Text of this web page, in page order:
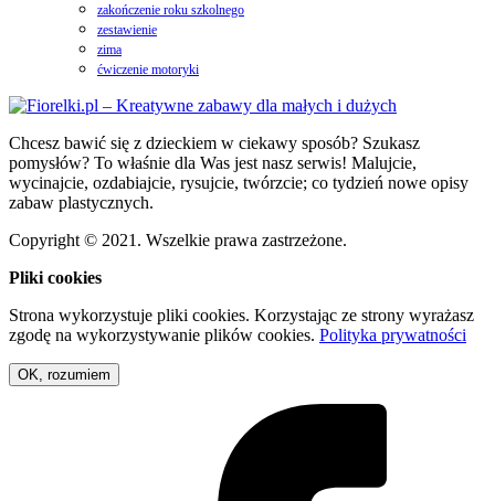
zakończenie roku szkolnego
zestawienie
zima
ćwiczenie motoryki
Chcesz bawić się z dzieckiem w ciekawy sposób? Szukasz
pomysłów? To właśnie dla Was jest nasz serwis! Malujcie,
wycinajcie, ozdabiajcie, rysujcie, twórzcie; co tydzień nowe opisy
zabaw plastycznych.
Copyright © 2021. Wszelkie prawa zastrzeżone.
Pliki cookies
Strona wykorzystuje pliki cookies. Korzystając ze strony wyrażasz
zgodę na wykorzystywanie plików cookies. Polityka prywatności
OK, rozumiem